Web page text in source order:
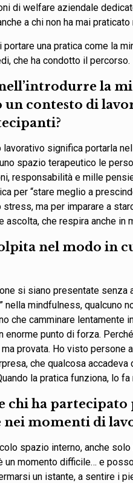
di welfare aziendale
a chi non ha mai
una pratica come la
che ha condotto il percorso.
la
contesto di
significa portarla
spazio terapeutico le
responsabilità e mille
per “stare meglio a
ma per imparare a
ascolta, che respira anche in
nel modo in
si siano presentate senza
nella mindfulness, qualcuno
che camminare lentamente
enorme punto di forza.
provata. Ho visto
che qualcosa
la pratica funziona, lo fa
chi ha partecipato
nei momenti di
spazio interno, anche
un momento difficile… e
un istante, a sentire i